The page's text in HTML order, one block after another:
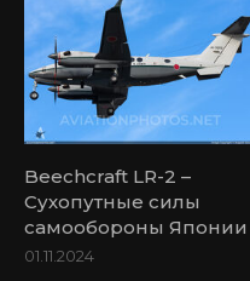
Beechcraft LR-2 –
Сухопутные силы
самообороны Японии
01.11.2024